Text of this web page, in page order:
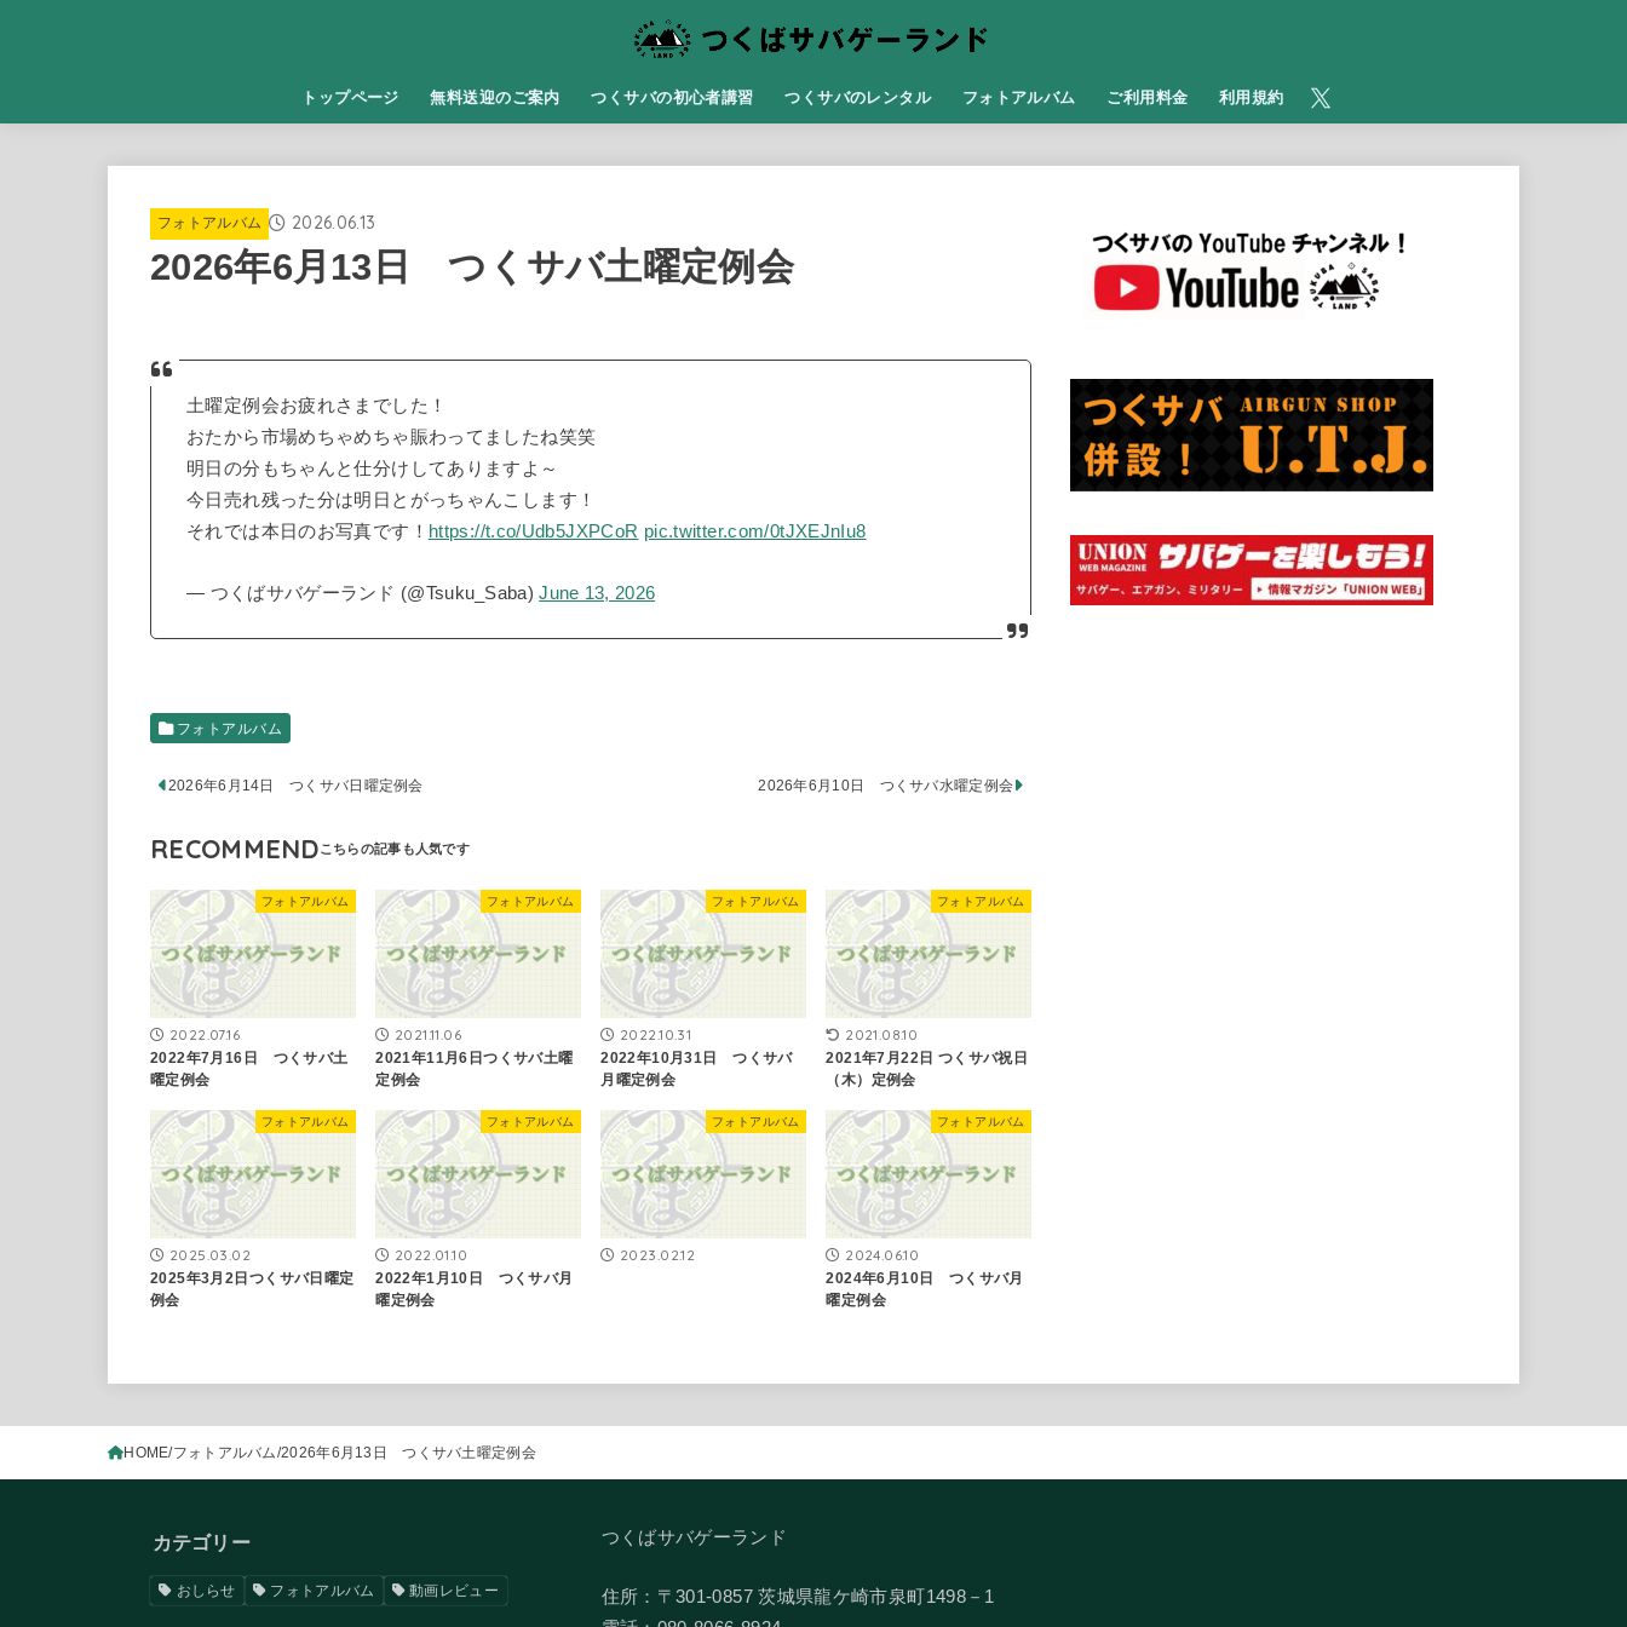
トップページ 無料送迎のご案内 つくサバの初心者講習 つくサバのレンタル フォトアルバム ​ご利用料金 利用規約
フォトアルバム 2026.06.13
2026年6月13日 つくサバ土曜定例会
土曜定例会お疲れさまでした！
おたから市場めちゃめちゃ賑わってましたね笑笑
明日の分もちゃんと仕分けしてありますよ～
今日売れ残った分は明日とがっちゃんこします！
それでは本日のお写真です！ https://t.co/Udb5JXPCoR pic.twitter.com/0tJXEJnIu8
— つくばサバゲーランド (@Tsuku_Saba)June 13, 2026
フォトアルバム
2026年6月14日 つくサバ日曜定例会 2026年6月10日 つくサバ水曜定例会
RECOMMEND
フォトアルバム
2022.07.16
2022年7月16日 つくサバ土
曜定例会
フォトアルバム
2021.11.06
2021年11月6日つくサバ土曜
定例会
フォトアルバム
2022.10.31
2022年10月31日 つくサバ
月曜定例会
フォトアルバム
2021.08.10
2021年7月22日 つくサバ祝日
（木）定例会
フォトアルバム
2025.03.02
2025年3月2日つくサバ日曜定
例会
フォトアルバム
2022.01.10
2022年1月10日 つくサバ月
曜定例会
フォトアルバム
2023.02.12
フォトアルバム
2024.06.10
2024年6月10日 つくサバ月
曜定例会
HOME フォトアルバム 2026年6月13日 つくサバ土曜定例会
カテゴリー
おしらせ フォトアルバム 動画レビュー
つくばサバゲーランド
住所：〒301-0857 茨城県龍ケ崎市泉町1498－1